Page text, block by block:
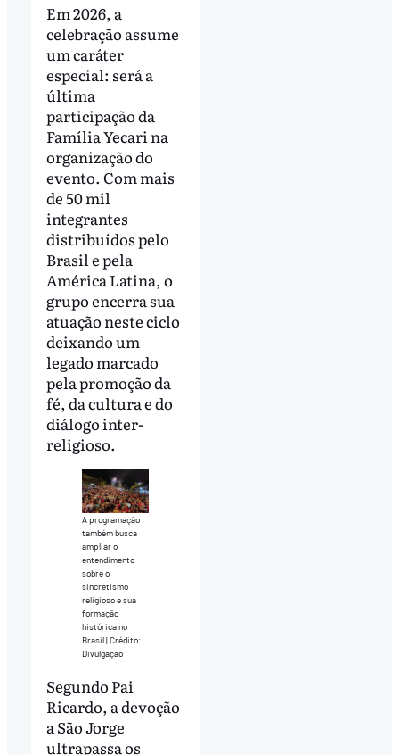
Em 2026, a
celebração assume
um caráter
especial: será a
última
participação da
Família Yecari na
organização do
evento. Com mais
de 50 mil
integrantes
distribuídos pelo
Brasil e pela
América Latina, o
grupo encerra sua
atuação neste ciclo
deixando um
legado marcado
pela promoção da
fé, da cultura e do
diálogo inter-
religioso.
A programação
também busca
ampliar o
entendimento
sobre o
sincretismo
religioso e sua
formação
histórica no
Brasil | Crédito:
Divulgação
Segundo Pai
Ricardo, a devoção
a São Jorge
ultrapassa os